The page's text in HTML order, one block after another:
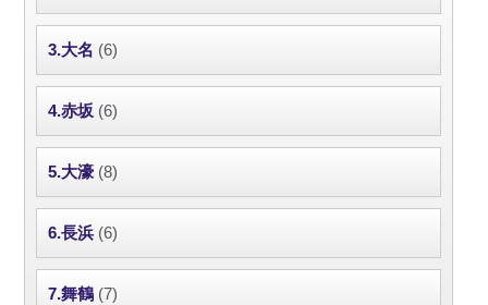
3.大名 (6)
4.赤坂 (6)
5.大濠(8)
6.長浜 (6)
7.舞鶴 (7)